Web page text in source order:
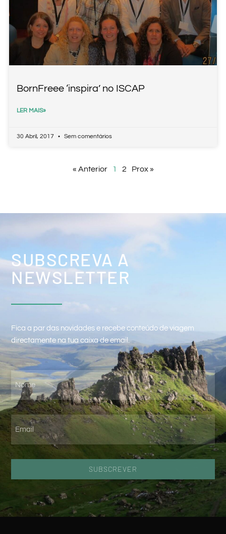
BornFreee ‘inspira’ no ISCAP
LER MAIS»
30 Abril, 2017 Sem comentários
« Anterior 1 2 Prox »
SUBSCREVA A
NEWSLETTER
Fica a par das novidades e recebe conteúdo de viagem
directamente na tua caixa de email.
SUBSCREVER